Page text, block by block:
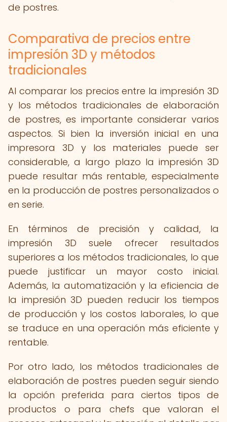
de postres.
Comparativa de precios entre
impresión 3D y métodos
tradicionales
Al comparar los precios entre la impresión 3D
y los métodos tradicionales de elaboración
de postres, es importante considerar varios
aspectos. Si bien la inversión inicial en una
impresora 3D y los materiales puede ser
considerable, a largo plazo la impresión 3D
puede resultar más rentable, especialmente
en la producción de postres personalizados o
en serie.
En términos de precisión y calidad, la
impresión 3D suele ofrecer resultados
superiores a los métodos tradicionales, lo que
puede justificar un mayor costo inicial.
Además, la automatización y la eficiencia de
la impresión 3D pueden reducir los tiempos
de producción y los costos laborales, lo que
se traduce en una operación más eficiente y
rentable.
Por otro lado, los métodos tradicionales de
elaboración de postres pueden seguir siendo
la opción preferida para ciertos tipos de
productos o para chefs que valoran el